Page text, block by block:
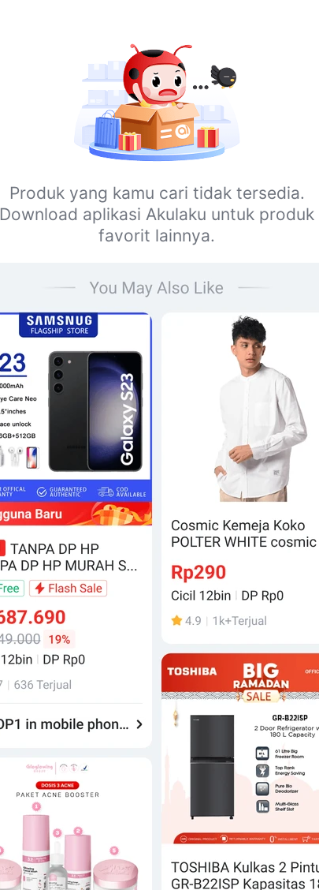
Produk yang kamu cari tidak tersedia.
Download aplikasi Akulaku untuk produk
favorit lainnya.